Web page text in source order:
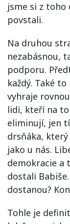
jsme si z
povstali.
Na druhou
nezabásnou,
podporu.
každý. Také
vyhraje
lidi, kteří na
eliminují, jen
drsňáka,
jako u nás.
demokracie a
dostali
dostanou?
Tohle je